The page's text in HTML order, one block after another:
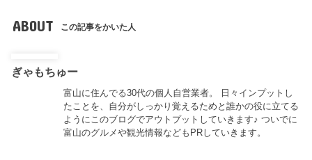
ABOUT この記事をかいた人
ぎゃもちゅー
富山に住んでる30代の個人自営業者。 日々インプットし
たことを、自分がしっかり覚えるためと誰かの役に立てる
ようにこのブログでアウトプットしていきます♪ ついでに
富山のグルメや観光情報などもPRしていきます。